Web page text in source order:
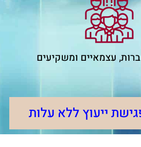
עצמאיים ומשקיעים
ייעוץ ללא עלות